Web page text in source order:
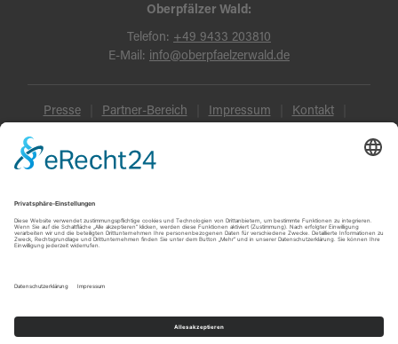
Oberpfälzer Wald:
Telefon: +49 9433 203810
E-Mail: info@oberpfaelzerwald.de
Presse Partner-Bereich Impressum Kontakt
Datenschutz